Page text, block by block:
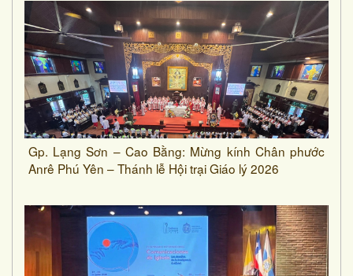
Gp. Lạng Sơn – Cao Bằng: Mừng kính Chân phước
Anrê Phú Yên – Thánh lễ Hội trại Giáo lý 2026